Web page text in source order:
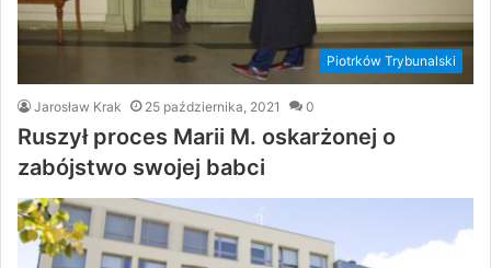
Piotrków Trybunalski
Jarosław Krak 25 października, 2021 0
Ruszył proces Marii M. oskarżonej o
zabójstwo swojej babci